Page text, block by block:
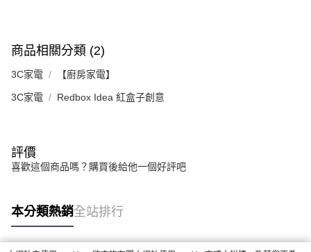
商品相關分類 (2)
3C家電 【廚房家電】
3C家電 Redbox Idea 紅盒子創意
評價
喜歡這個商品嗎？購買後給他一個好評吧
本分類熱銷全站排行